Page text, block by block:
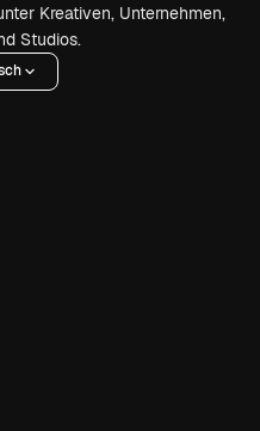
Kreativen, Unternehmen,
Studios.